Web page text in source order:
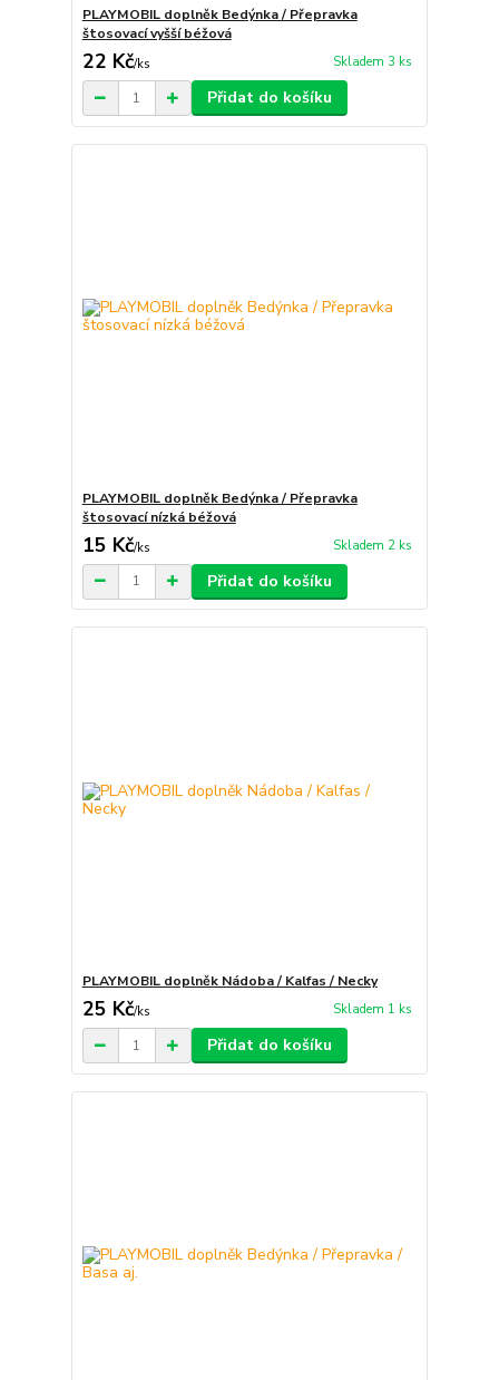
PLAYMOBIL doplněk Bedýnka / Přepravka
štosovací vyšší béžová
22 Kč/ks Skladem 3 ks
Přidat do košíku
PLAYMOBIL doplněk Bedýnka / Přepravka
štosovací nízká béžová
15 Kč/ks Skladem 2 ks
Přidat do košíku
PLAYMOBIL doplněk Nádoba / Kalfas / Necky
25 Kč/ks Skladem 1 ks
Přidat do košíku